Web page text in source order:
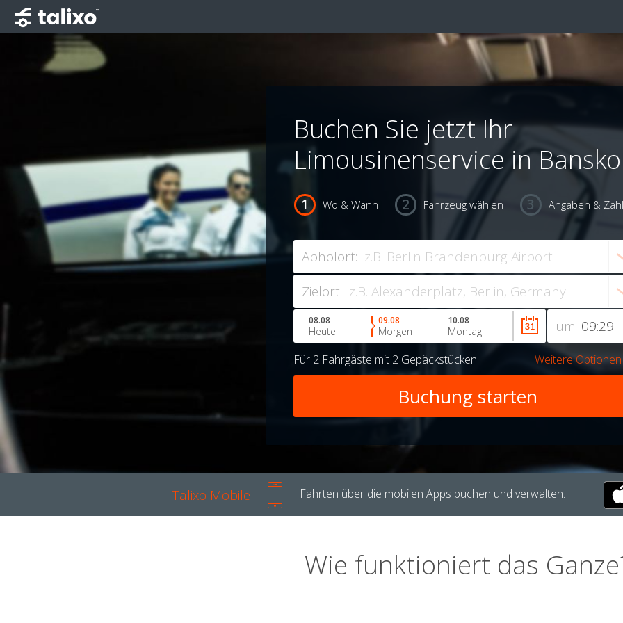
Buchen Sie jetzt Ihr
Limousinenservice in Bansko
Wo & Wann Fahrzeug wählen Angaben &
Abholort:
Zielort:
um
08.08
Heute
09.08
Morgen
10.08
Montag
Für 2 Fahrgäste mit 2 Gepäckstücken Weitere Optionen
Talixo Mobile Fahrten über die mobilen Apps buchen und verwalten.
Wie funktioniert das